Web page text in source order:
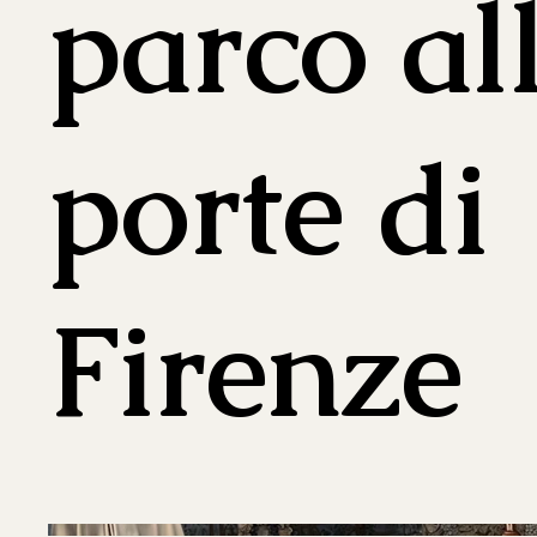
parco
porte di
Firenze